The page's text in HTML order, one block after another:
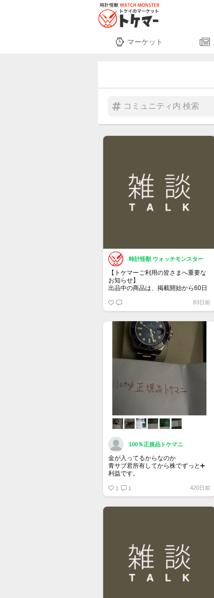
マーケット
時計怪獣 ウォッチモンスター
【トケマーご利用の皆さまへ重要な
お知らせ】
出品中の商品は、掲載開始から60日
へ戻ります。
トップページでお気に入り登録がで
詳しくはマイページ＞お知らせをご
確認ください。
83日前
100％正規品トケマニ
金が入ってるからなのか
青サブ君所有してから株でずっと➕
利益です。
銘柄番号7932 ニッピ
株価が下がっても、上がっても
1 1 420日前